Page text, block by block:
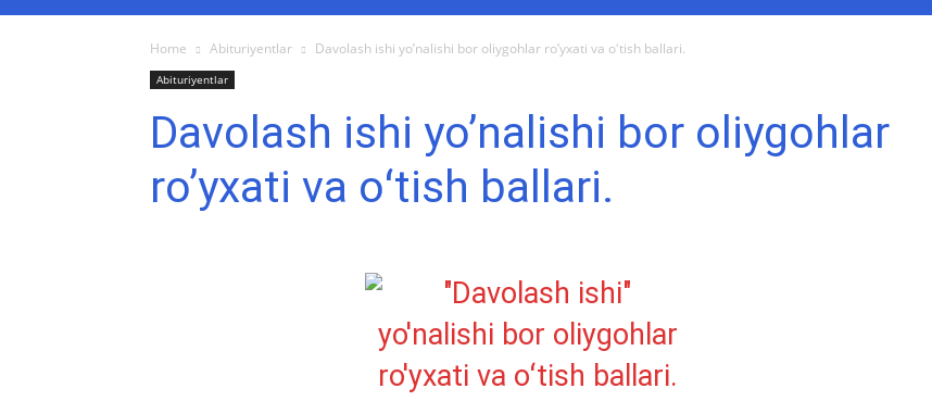
Home Abituriyentlar Davolash ishi yo’nalishi bor oliygohlar ro’yxati va oʻtish ballari.
Abituriyentlar
Davolash ishi yo’nalishi bor oliygohlar
ro’yxati va oʻtish ballari.